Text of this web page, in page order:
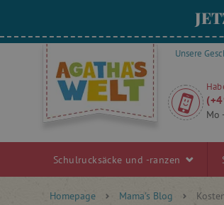
Unsere
Mo
Schulrucksäcke und -ranzen
Homepage Mama's Blog